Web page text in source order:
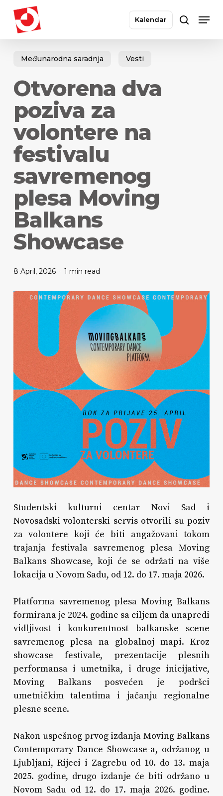
main
Kalendar search
Međunarodna saradnja Vesti
Otvorena dva
poziva za
volontere na
festivalu
savremenog
plesa Moving
Balkans
Showcase
8 April, 2026 1 min read
Studentski kulturni centar Novi Sad i
Novosadski volonterski servis otvorili su poziv
za volontere koji će biti angažovani tokom
trajanja festivala savremenog plesa Moving
Balkans Showcase, koji će se održati na više
lokacija u Novom Sadu, od 12. do 17. maja 2026.
Platforma savremenog plesa Moving Balkans
formirana je 2024. godine sa ciljem da unapredi
vidljivost i konkurentnost balkanske scene
savremenog plesa na globalnoj mapi. Kroz
showcase festivale, prezentacije plesnih
performansa i umetnika, i druge inicijative,
Moving Balkans posvećen je podršci
umetničkim talentima i jačanju regionalne
plesne scene.
Nakon uspešnog prvog izdanja Moving Balkans
Contemporary Dance Showcase-a, održanog u
Ljubljani, Rijeci i Zagrebu od 10. do 13. maja
2025. godine, drugo izdanje će biti održano u
Novom Sadu od 12. do 17. maja 2026. godine.